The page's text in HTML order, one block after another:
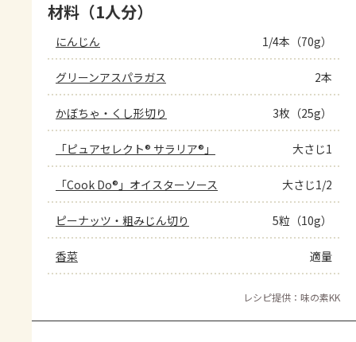
材料（1人分）
にんじん 1/4本（70g）
グリーンアスパラガス 2本
かぼちゃ・くし形切り 3枚（25g）
「ピュアセレクト® サラリア®」 大さじ1
「Cook Do®」オイスターソース 大さじ1/2
ピーナッツ・粗みじん切り 5粒（10g）
香菜 適量
レシピ提供：味の素KK